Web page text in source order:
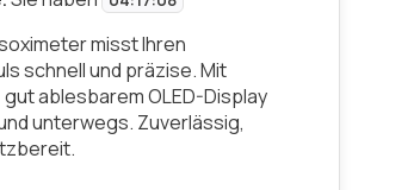
misst Ihren
schnell und präzise. Mit
ablesbarem OLED-Display
unterwegs. Zuverlässig,